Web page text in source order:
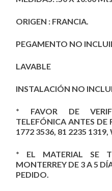
ORIGEN : FRANCIA.
PEGAMENTO NO
LAVABLE
INSTALACIÓN NO
* FAVOR DE
TELEFÓNICA ANTES DE
1772 3536, 81 2235
* EL MATERIAL SE
MONTERREY DE 3 A 5
PEDIDO.